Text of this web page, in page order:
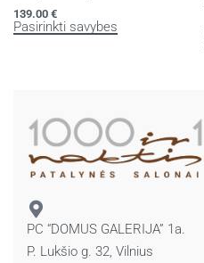
139.00 €
Pasirinkti savybes
PC “DOMUS GALERIJA” 1a.
P. Lukšio g. 32, Vilnius